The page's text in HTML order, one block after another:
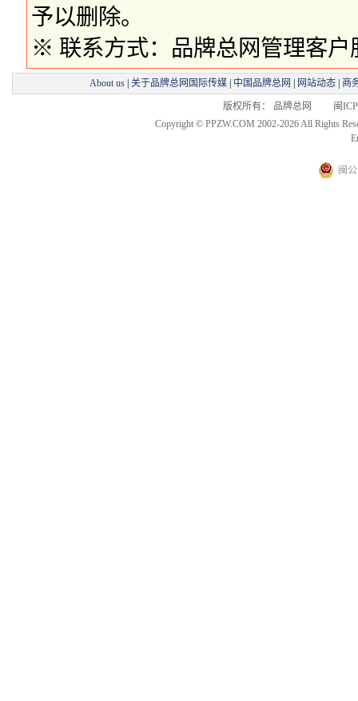
予以删除。
※ 联系方式：品牌总网管理客户
About us 关于品牌总网国际传媒 中国品牌总网 网站动态 商
版权所有： 品牌总网 闽ICP
Copyright © PPZW.COM 2002-2026 All Rights
闽